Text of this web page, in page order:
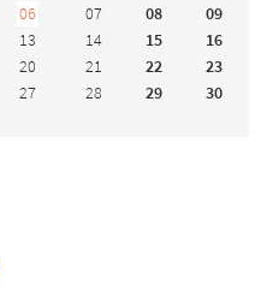
06 07 08
09
13 14 15
16
20 21 22
23
27 28 29
30